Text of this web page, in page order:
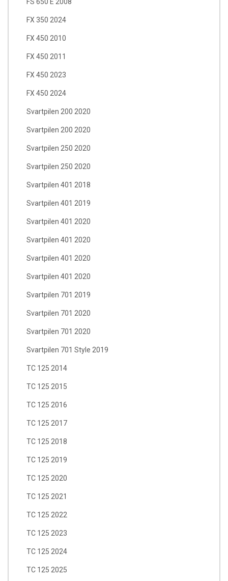
FX 350 2024
FX 450 2010
FX 450 2011
FX 450 2023
FX 450 2024
Svartpilen 200 2020
Svartpilen 200 2020
Svartpilen 250 2020
Svartpilen 250 2020
Svartpilen 401 2018
Svartpilen 401 2019
Svartpilen 401 2020
Svartpilen 401 2020
Svartpilen 401 2020
Svartpilen 401 2020
Svartpilen 701 2019
Svartpilen 701 2020
Svartpilen 701 2020
Svartpilen 701 Style 2019
TC 125 2014
TC 125 2015
TC 125 2016
TC 125 2017
TC 125 2018
TC 125 2019
TC 125 2020
TC 125 2021
TC 125 2022
TC 125 2023
TC 125 2024
TC 125 2025